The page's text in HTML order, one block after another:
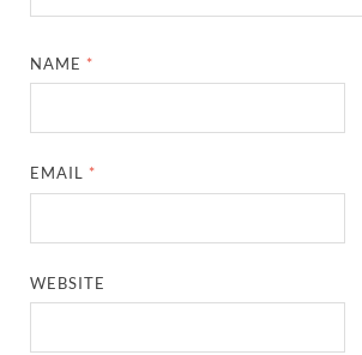
NAME *
EMAIL *
WEBSITE